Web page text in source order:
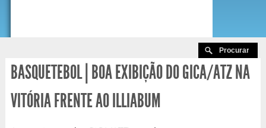
BASQUETEBOL | BOA EXIBIÇÃO DO GICA/ATZ NA
VITÓRIA FRENTE AO ILLIABUM